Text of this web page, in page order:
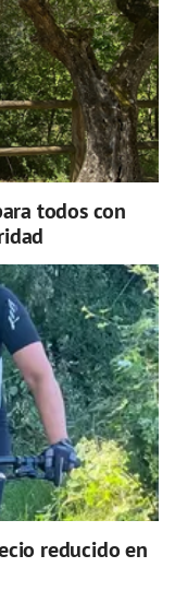
todos con
reducido en